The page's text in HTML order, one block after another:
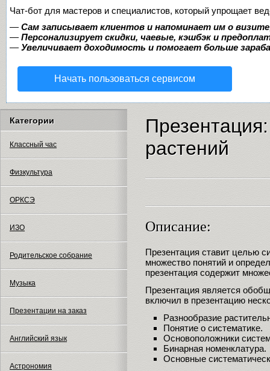
Чат-бот для мастеров и специалистов, который упрощает
— Сам записывает клиентов и напоминает им о
— Персонализирует скидки, чаевые, кэшбэк и
— Увеличивает доходимость и помогает больше
Начать пользоваться сервисом
Категории
Классный час
Физкультура
ОРКСЭ
ИЗО
Родительское собрание
Музыка
Презентации на заказ
Английский язык
Астрономия
растений
Описание:
Презентация ставит целью
множество понятий и
презентация содержит
Презентация является
включил в презентацию
Разнообразие
Понятие о систематике.
Основоположники
Бинарная номенклатура.
Основные